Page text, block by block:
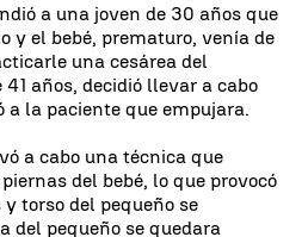
a una joven de 30 años que
y el bebé, prematuro, venía de
una cesárea del
años, decidió llevar a cabo
la paciente que empujara.
a cabo una técnica que
del bebé, lo que provocó
torso del pequeño se
del pequeño se quedara